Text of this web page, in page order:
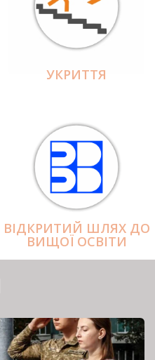
УКРИТТЯ
ВІДКРИТИЙ ШЛЯХ ДО
ВИЩОЇ ОСВІТИ